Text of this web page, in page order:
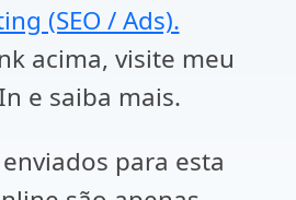
(SEO / Ads).
acima, visite meu
e saiba mais.
para esta